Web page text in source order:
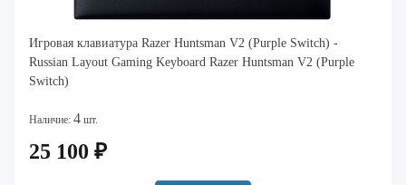
Игровая клавиатура Razer Huntsman V2 (Purple Switch) -
Russian Layout Gaming Keyboard Razer Huntsman V2 (Purple
Switch)
Наличие: 4 шт.
25 100 ₽